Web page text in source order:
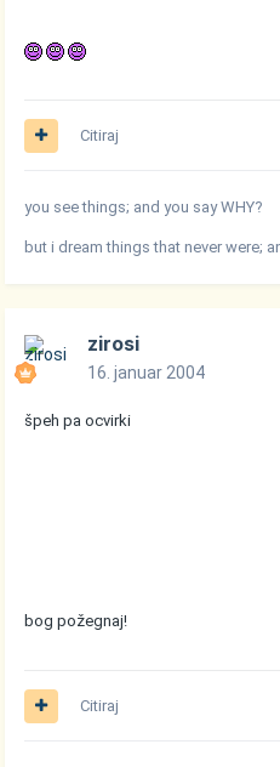
Citiraj
you see things; and you say WHY?
but i dream things that never were;
zirosi
16. januar 2004
špeh pa ocvirki
bog požegnaj!
Citiraj